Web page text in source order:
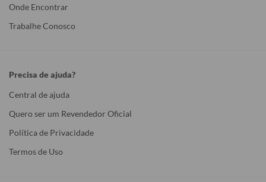
Onde Encontrar
Trabalhe Conosco
Precisa de ajuda?
Central de ajuda
Quero ser um Revendedor Oficial
Política de Privacidade
Termos de Uso